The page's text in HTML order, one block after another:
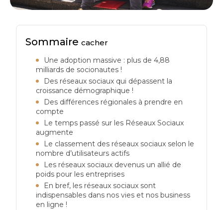
Sommairecacher
Une adoption massive : plus de 4,88
milliards de socionautes !
Des réseaux sociaux qui dépassent la
croissance démographique !
Des différences régionales à prendre en
compte
Le temps passé sur les Réseaux Sociaux
augmente
Le classement des réseaux sociaux selon le
nombre d’utilisateurs actifs
Les réseaux sociaux devenus un allié de
poids pour les entreprises
En bref, les réseaux sociaux sont
indispensables dans nos vies et nos business
en ligne !